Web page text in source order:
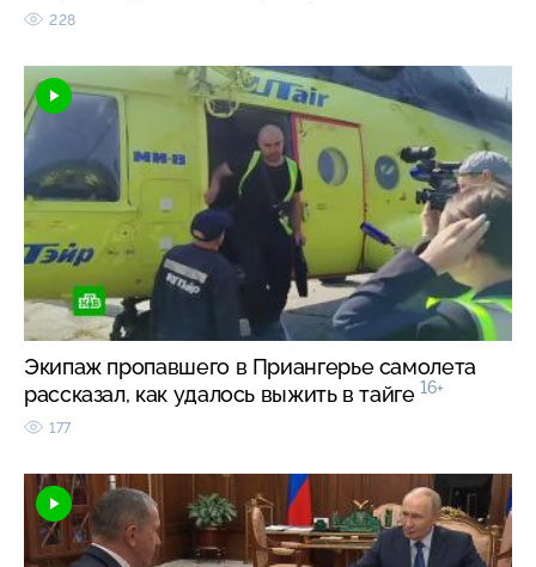
228
Экипаж пропавшего в Приангерье самолета
рассказал, как удалось выжить в тайге 16+
177